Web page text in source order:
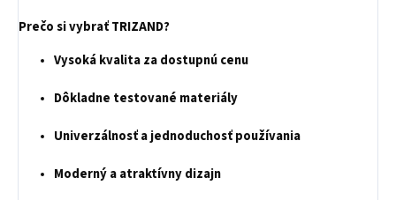
Prečo si vybrať TRIZAND?
Vysoká kvalita za dostupnú cenu
Dôkladne testované materiály
Univerzálnosť a jednoduchosť používania
Moderný a atraktívny dizajn